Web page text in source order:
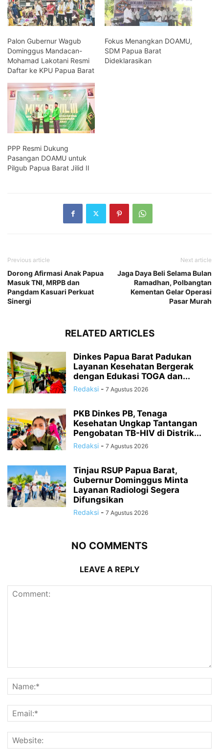
Palon Gubernur Wagub
Dominggus Mandacan-
Mohamad Lakotani Resmi
Daftar ke KPU Papua Barat
Fokus Menangkan DOAMU,
SDM Papua Barat
Dideklarasikan
PPP Resmi Dukung
Pasangan DOAMU untuk
Pilgub Papua Barat Jilid II
Previous article
Dorong Afirmasi Anak Papua
Masuk TNI, MRPB dan
Pangdam Kasuari Perkuat
Sinergi
Next article
Jaga Daya Beli Selama Bulan
Ramadhan, Polbangtan
Kementan Gelar Operasi
Pasar Murah
RELATED ARTICLES
Dinkes Papua Barat Padukan
Layanan Kesehatan Bergerak
dengan Edukasi TOGA dan...
Redaksi - 7 Agustus 2026
PKB Dinkes PB, Tenaga
Kesehatan Ungkap Tantangan
Pengobatan TB-HIV di Distrik...
Redaksi - 7 Agustus 2026
Tinjau RSUP Papua Barat,
Gubernur Dominggus Minta
Layanan Radiologi Segera
Difungsikan
Redaksi - 7 Agustus 2026
NO COMMENTS
LEAVE A REPLY